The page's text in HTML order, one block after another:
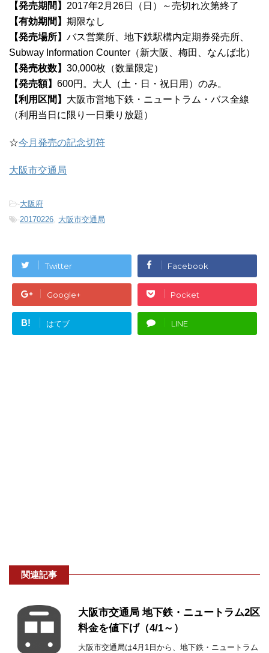
【発売期間】 2017年2月26日（日）～売切れ次第終了
【有効期間】 期限なし
【発売場所】 バス営業所、地下鉄駅構内定期券発売所、
Subway Information Counter（新大阪、梅田、なんば北）
【発売枚数】 30,000枚（数量限定）
【発売額】 600円。大人（土・日・祝日用）のみ。
【利用区間】 大阪市営地下鉄・ニュートラム・バス全線
（利用当日に限り一日乗り放題）
☆今月発売の記念切符
大阪市交通局
-大阪府
-20170226, 大阪市交通局
Twitter Facebook
Google+ Pocket
B! はてブ LINE
関連記事
大阪市交通局 地下鉄・ニュートラム2区
料金を値下げ（4/1～）
大阪市交通局は4月1日から、地下鉄・ニュートラム